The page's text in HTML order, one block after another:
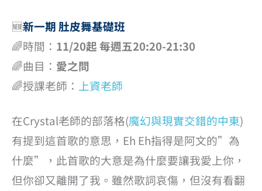
🆕新一期 肚皮舞基礎班
🌈時間： 11/20起 每週五20:20-21:30
🌈曲目： 愛之問
🌈授課老師： 上資老師
在Crystal老師的部落格(魔幻與現實交錯的中東)
有提到這首歌的意思，Eh Eh指得是阿文的”為
什麼”，此首歌的大意是為什麼要讓我愛上你，
但你卻又離開了我。雖然歌詞哀傷，但沒有看翻